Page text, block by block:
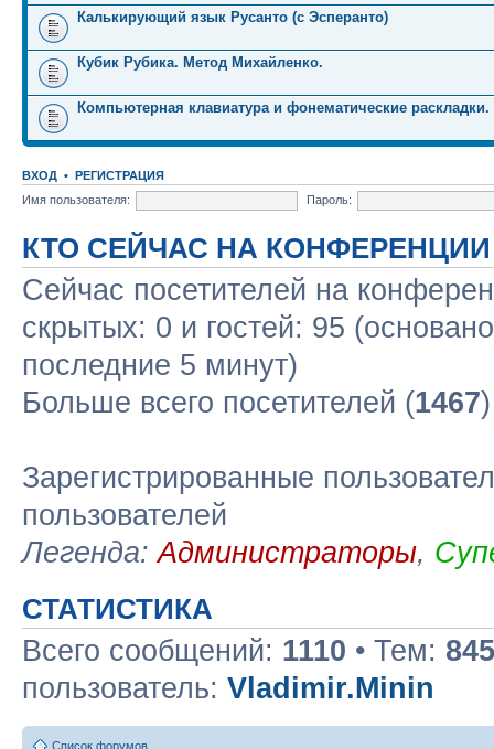
Калькирующий язык Русанто (с Эсперанто)
Кубик Рубика. Метод Михайленко.
Компьютерная клавиатура и фонематические раскладки.
ВХОД • РЕГИСТРАЦИЯ
Имя пользователя:
Пароль:
КТО СЕЙЧАС НА КОНФЕРЕНЦИИ
Сейчас посетителей на
скрытых: 0 и гостей: 95
последние 5 минут)
Больше всего посетителей (1467
Зарегистрированные
пользователей
Легенда:Администраторы,
СТАТИСТИКА
Всего сообщений: 1110 • Тем: 845
пользователь: Vladimir.Minin
Список форумов